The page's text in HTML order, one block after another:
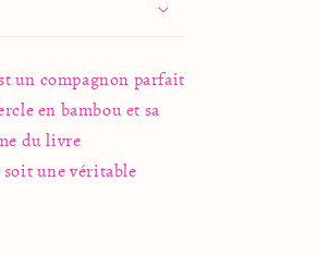
un compagnon parfait
en bambou et sa
du livre
soit une véritable